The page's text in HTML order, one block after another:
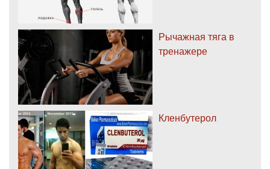
Рычажная тяга в
тренажере
Кленбутерол